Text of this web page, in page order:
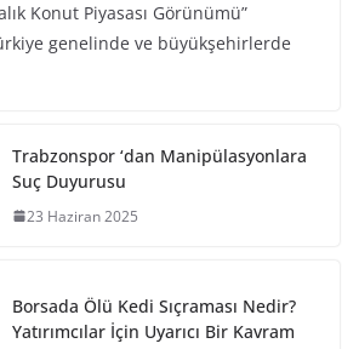
Konut Piyasası Görünümü”
genelinde ve büyükşehirlerde
Trabzonspor ‘dan Manipülasyonlara
Suç Duyurusu
23 Haziran 2025
Borsada Ölü Kedi Sıçraması Nedir?
Yatırımcılar İçin Uyarıcı Bir Kavram